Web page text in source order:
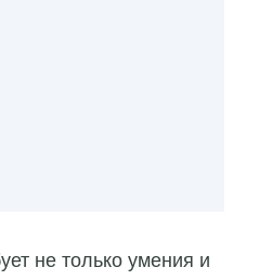
не только умения и